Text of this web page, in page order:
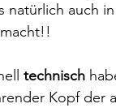
auch
technisch
Kopf der